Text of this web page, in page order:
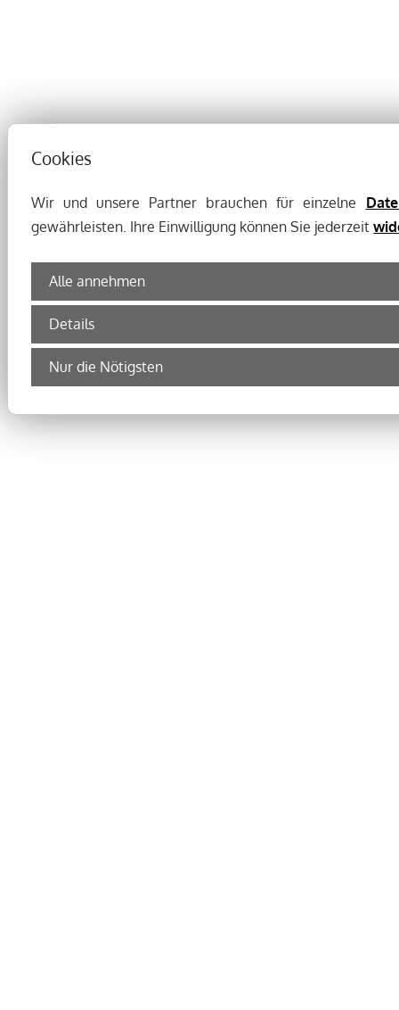
Cookies
Wir und unsere Partner brauchen für einzelne
gewährleisten. Ihre Einwilligung können Sie jederzeit
Alle annehmen
Details
Nur die Nötigsten